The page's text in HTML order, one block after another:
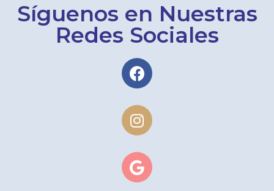
Síguenos en Nuestras
Redes Sociales